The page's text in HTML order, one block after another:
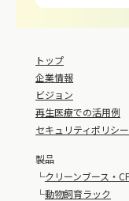
トップ
企業情報
ビジョン
再生医療での活用例
セキュリティポリシー
製品
└クリーンブース・
└動物飼育ラック